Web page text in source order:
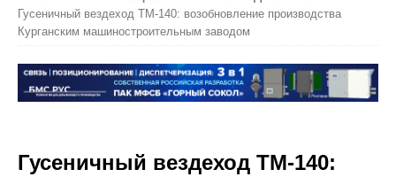
Гусеничный вездеход ТМ-140: возобновление производства
Курганским машиностроительным заводом
Гусеничный вездеход ТМ-140: